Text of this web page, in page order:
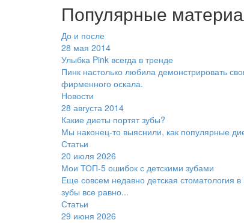
Популярные
До и после
28 мая 2014
Улыбка Pink всегда в тренде
Пинк настолько любила демонстрировать
фирменного оскала.
Новости
28 августа 2014
Какие диеты портят зубы?
Мы наконец-то выяснили, как популярные
Статьи
20 июля 2026
Мои ТОП-5 ошибок с детскими зубами
Еще совсем недавно детская стоматология
зубы все равно...
Статьи
29 июня 2026